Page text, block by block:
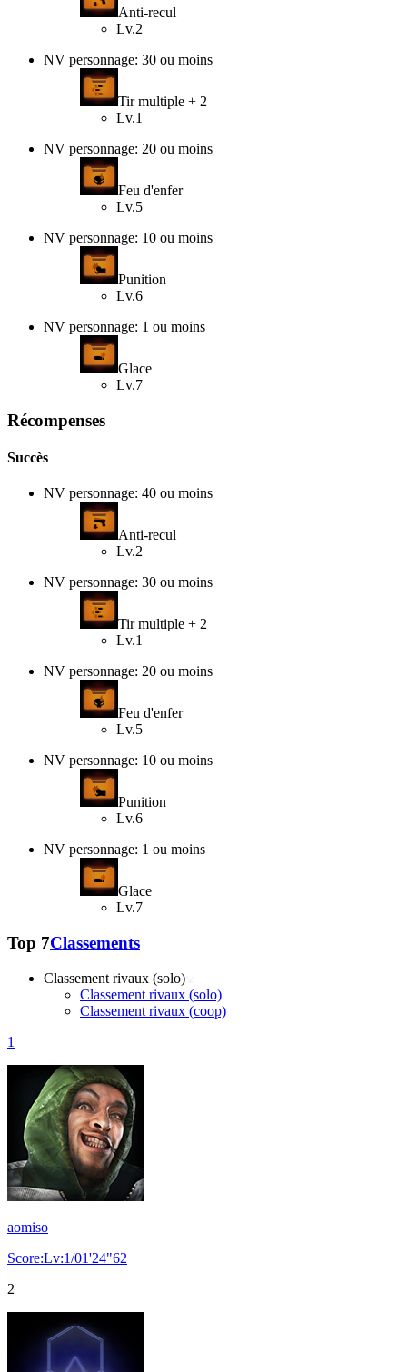
Anti-recul
Lv.2
NV personnage: 30 ou moins
Tir multiple + 2
Lv.1
NV personnage: 20 ou moins
Feu d'enfer
Lv.5
NV personnage: 10 ou moins
Punition
Lv.6
NV personnage: 1 ou moins
Glace
Lv.7
Récompenses
Succès
NV personnage: 40 ou moins
Anti-recul
Lv.2
NV personnage: 30 ou moins
Tir multiple + 2
Lv.1
NV personnage: 20 ou moins
Feu d'enfer
Lv.5
NV personnage: 10 ou moins
Punition
Lv.6
NV personnage: 1 ou moins
Glace
Lv.7
Top 7Classements
Classement rivaux (solo)
Classement rivaux (solo)
Classement rivaux (coop)
1
aomiso
Score:Lv:1/01'24"62
2